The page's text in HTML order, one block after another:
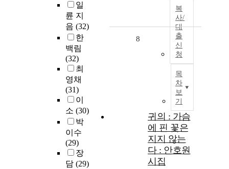
일
륜 지
음 (32)
한
백림
(32)
최
영채
(31)
이
소 (30)
박
이수
(29)
장
담 (29)
복
사/
대
출
신
청
목
차
보
기
8
귀의 : 가슴
에 핀 꽃은
지지 않는
다 : 안호원
시집